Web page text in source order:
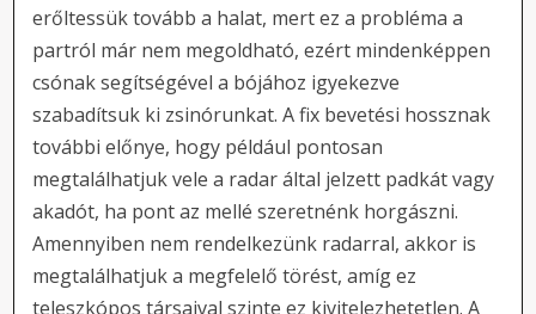
erőltessük tovább a halat, mert ez a probléma a
partról már nem megoldható, ezért mindenképpen
csónak segítségével a bójához igyekezve
szabadítsuk ki zsinórunkat. A fix bevetési hossznak
további előnye, hogy például pontosan
megtalálhatjuk vele a radar által jelzett padkát vagy
akadót, ha pont az mellé szeretnénk horgászni.
Amennyiben nem rendelkezünk radarral, akkor is
megtalálhatjuk a megfelelő törést, amíg ez
teleszkópos társaival szinte ez kivitelezhetetlen. A